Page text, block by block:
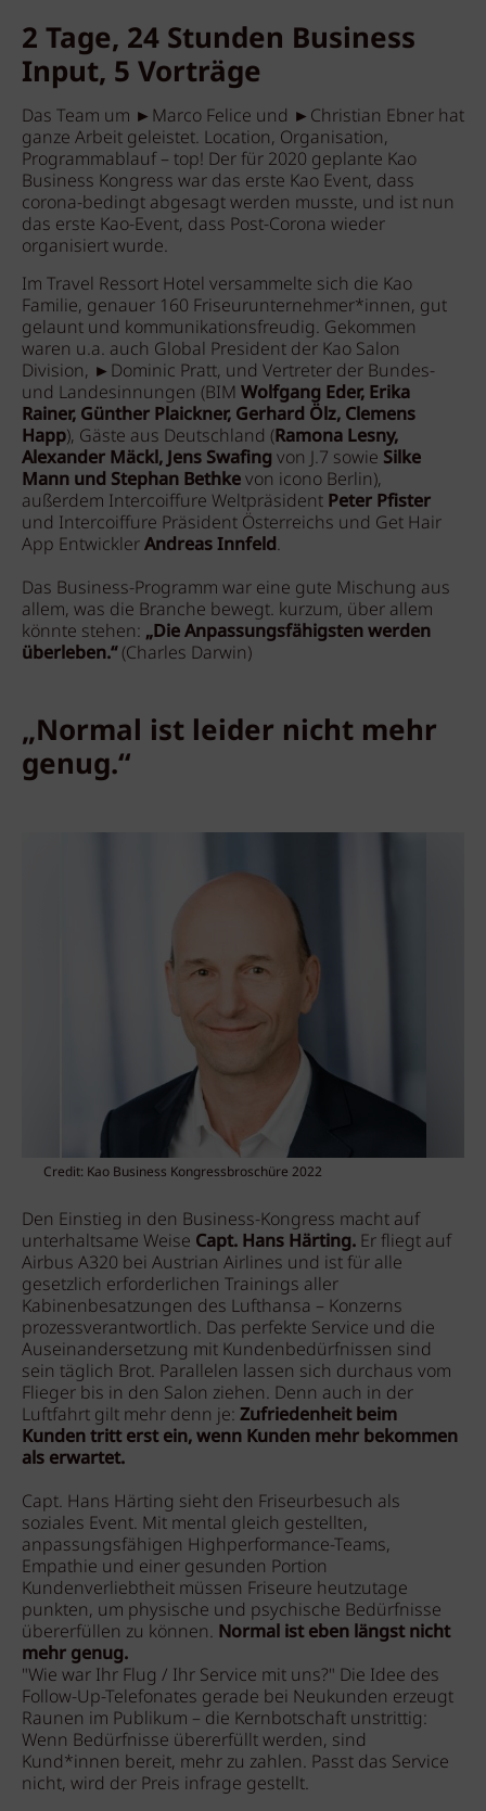
2 Tage, 24 Stunden Business
Input, 5 Vorträge
Das Team um ►Marco Felice und ►Christian Ebner hat
ganze Arbeit geleistet. Location, Organisation,
Programmablauf – top! Der für 2020 geplante Kao
Business Kongress war das erste Kao Event, dass
corona-bedingt abgesagt werden musste, und ist nun
das erste Kao-Event, dass Post-Corona wieder
organisiert wurde.
Im Travel Ressort Hotel versammelte sich die Kao
Familie, genauer 160 Friseurunternehmer*innen, gut
gelaunt und kommunikationsfreudig. Gekommen
waren u.a. auch Global President der Kao Salon
Division, ►Dominic Pratt, und Vertreter der Bundes-
und Landesinnungen (BIM Wolfgang Eder, Erika
Rainer, Günther Plaickner, Gerhard Ölz, Clemens
Happ), Gäste aus Deutschland (Ramona Lesny,
Alexander Mäckl, Jens Swafing von J.7 sowie Silke
Mann und Stephan Bethkevon icono Berlin),
außerdem Intercoiffure Weltpräsident Peter Pfister
und Intercoiffure Präsident Österreichs und Get Hair
App EntwicklerAndreas Innfeld.
Das Business-Programm war eine gute Mischung aus
allem, was die Branche bewegt. kurzum, über allem
könnte stehen: „Die Anpassungsfähigsten werden
überleben.“(Charles Darwin)
„Normal ist leider nicht mehr
genug.“
Credit: Kao Business Kongressbroschüre 2022
Den Einstieg in den Business-Kongress macht auf
unterhaltsame Weise Capt. Hans Härting. Er fliegt auf
Airbus A320 bei Austrian Airlines und ist für alle
gesetzlich erforderlichen Trainings aller
Kabinenbesatzungen des Lufthansa – Konzerns
prozessverantwortlich. Das perfekte Service und die
Auseinandersetzung mit Kundenbedürfnissen sind
sein täglich Brot. Parallelen lassen sich durchaus vom
Flieger bis in den Salon ziehen. Denn auch in der
Luftfahrt gilt mehr denn je: Zufriedenheit beim
Kunden tritt erst ein, wenn Kunden mehr bekommen
als erwartet.
Capt. Hans Härting sieht den Friseurbesuch als
soziales Event. Mit mental gleich gestellten,
anpassungsfähigen Highperformance-Teams,
Empathie und einer gesunden Portion
Kundenverliebtheit müssen Friseure heutzutage
punkten, um physische und psychische Bedürfnisse
übererfüllen zu können. Normal ist eben längst nicht
mehr genug.
"Wie war Ihr Flug / Ihr Service mit uns?" Die Idee des
Follow-Up-Telefonates gerade bei Neukunden erzeugt
Raunen im Publikum – die Kernbotschaft unstrittig:
Wenn Bedürfnisse übererfüllt werden, sind
Kund*innen bereit, mehr zu zahlen. Passt das Service
nicht, wird der Preis infrage gestellt.